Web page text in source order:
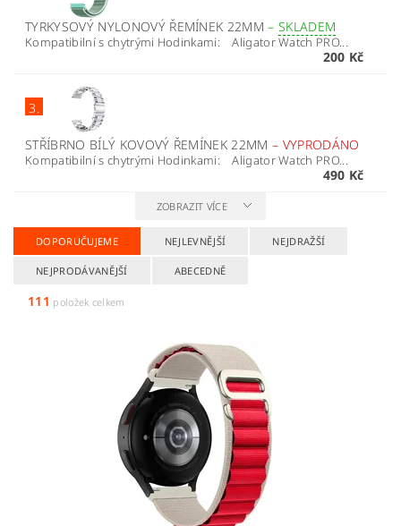
TYRKYSOVÝ NYLONOVÝ ŘEMÍNEK 22MM–SKLADEM
Kompatibilní s chytrými Hodinkami: Aligator Watch PRO...
200 Kč
3.
STŘÍBRNO BÍLÝ KOVOVÝ ŘEMÍNEK 22MM– VYPRODÁNO
Kompatibilní s chytrými Hodinkami: Aligator Watch PRO...
490 Kč
ZOBRAZIT VÍCE
DOPORUČUJEME NEJLEVNĚJŠÍ NEJDRAŽŠÍ
NEJPRODÁVANĚJŠÍ ABECEDNĚ
111 položek celkem